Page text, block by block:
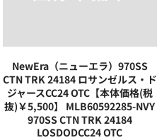
NewEra（ニューエラ）970SS
CTN TRK 24184 ロサンゼルス・ド
ジャースCC24 OTC【本体価格(税
抜)￥5,500】
MLB60592285-NVY
970SS CTN TRK 24184
LOSDODCC24 OTC